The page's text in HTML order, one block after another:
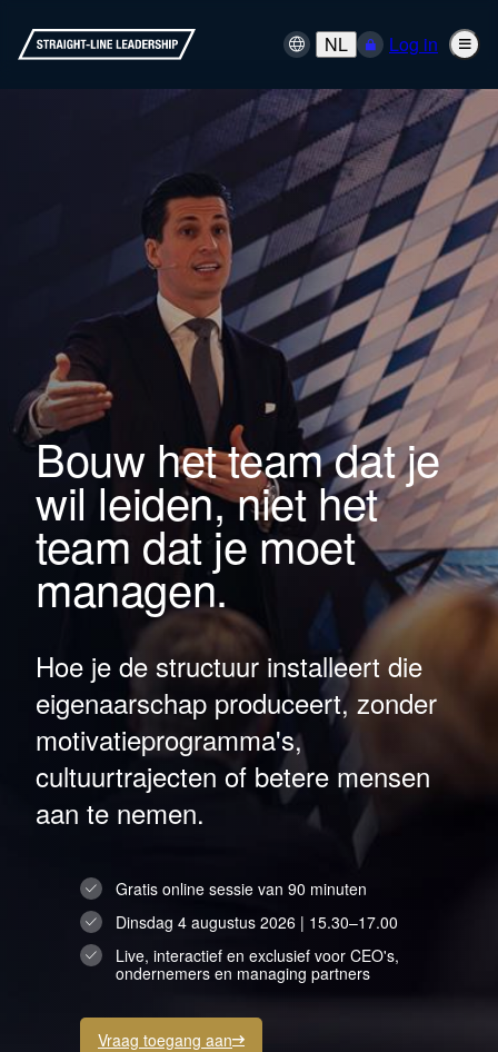
NL Log in
Bouw het team dat je
wil leiden, niet het
team dat je moet
managen.
Hoe je de structuur installeert die
eigenaarschap produceert, zonder
motivatieprogramma's,
cultuurtrajecten of betere mensen
aan te nemen.
Gratis online sessie van 90 minuten
Dinsdag 4 augustus 2026 | 15.30–17.00
Live, interactief en exclusief voor CEO's,
ondernemers en managing partners
Vraag toegang aan